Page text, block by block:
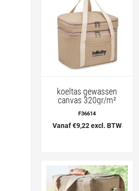
koeltas gewassen
canvas 320gr/m²
F36614
Vanaf €9,22 excl. BTW